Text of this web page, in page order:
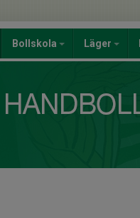
Bollskola Läger